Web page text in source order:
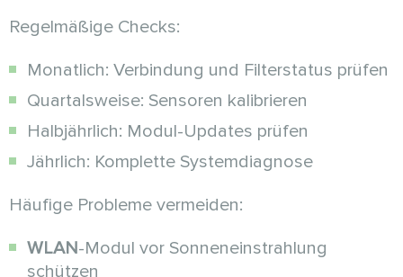
Regelmäßige Checks:
Monatlich: Verbindung und Filterstatus prüfen
Quartalsweise: Sensoren kalibrieren
Halbjährlich: Modul-Updates prüfen
Jährlich: Komplette Systemdiagnose
Häufige Probleme vermeiden:
WLAN-Modul vor Sonneneinstrahlung
schützen